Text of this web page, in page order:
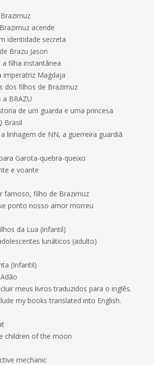
acende
identidade secreta
Brazu Jason
a filha instantânea
imperatriz Magdaja
dos filhos de Brazimuz
BRAZU
de um guarda e uma princesa
Brasil
linhagem de NN, a guerreira guardiã
Garota-quebra-queixo
e voante
famoso, filho de Brazimuz
ponto nosso amor morreu
da Lua (infantil)
lunáticos (adulto)
(Infantil)
meus livros traduzidos para o inglês.
my books translated into English.
children of the moon
mechanic